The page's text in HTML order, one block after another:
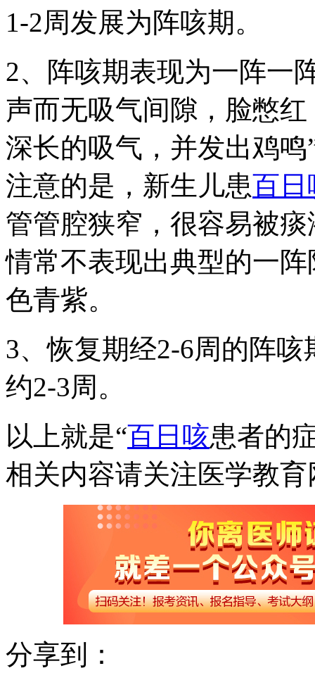
1-2周发展为阵咳期。
2、阵咳期表现为一阵一
声而无吸气间隙，脸憋
深长的吸气，并发出鸡
注意的是，新生儿患百日
管管腔狭窄，很容易被
情常不表现出典型的一阵
色青紫。
3、恢复期经2-6周的阵
约2-3周。
以上就是“百日咳患者的
相关内容请关注医学教育
分享到：